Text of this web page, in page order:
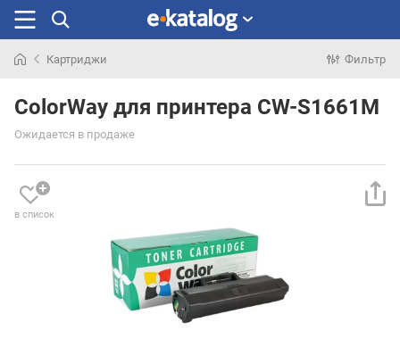
раньше
Картриджи Фильтр
ColorWay для принтера CW-S1661M
Ожидается в продаже
в список